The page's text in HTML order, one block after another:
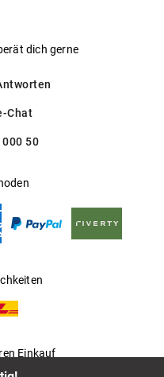
dich gerne
Chat
50
Einkauf